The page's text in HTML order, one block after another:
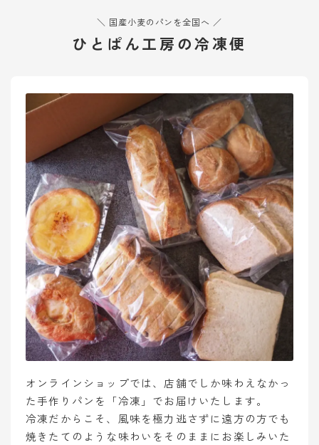
＼ 国産小麦のパンを全国へ ／
ひとぱん工房の冷凍便
オンラインショップでは、店舗でしか味わえなかっ
た手作りパンを「冷凍」でお届けいたします。
冷凍だからこそ、風味を極力逃さずに遠方の方でも
焼きたてのような味わいをそのままにお楽しみいた